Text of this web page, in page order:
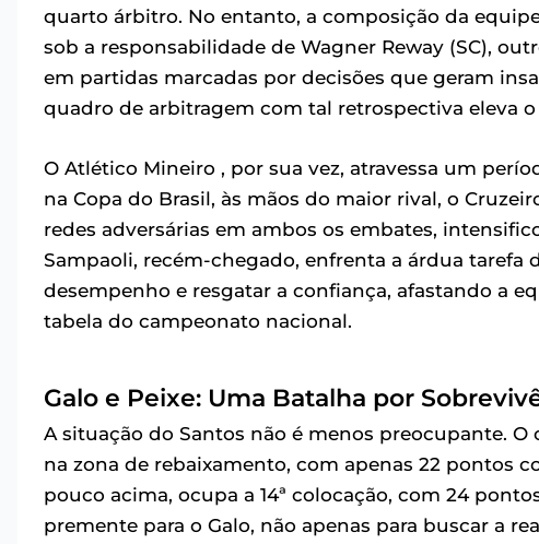
quarto árbitro. No entanto, a composição da
sob a responsabilidade de Wagner Reway (SC),
em partidas marcadas por decisões que geram
quadro de arbitragem com tal retrospectiva eleva
O Atlético Mineiro , por sua vez, atravessa um
na Copa do Brasil, às mãos do maior rival, o
redes adversárias em ambos os embates,
Sampaoli, recém-chegado, enfrenta a árdua tarefa
desempenho e resgatar a confiança, afastando a
tabela do campeonato nacional.
Galo e Peixe: Uma Batalha por
A situação do Santos não é menos preocupante.
na zona de rebaixamento, com apenas 22 pontos
pouco acima, ocupa a 14ª colocação, com 24
premente para o Galo, não apenas para buscar a